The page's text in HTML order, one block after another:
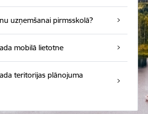
uzņemšanai pirmsskolā?
mobilā lietotne
teritorijas plānojuma